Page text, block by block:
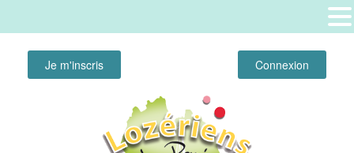
Connexion
Je m'inscris